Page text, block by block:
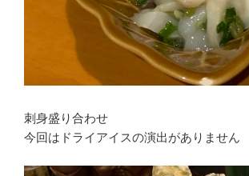
刺身盛り合わせ
今回はドライアイスの演出がありません